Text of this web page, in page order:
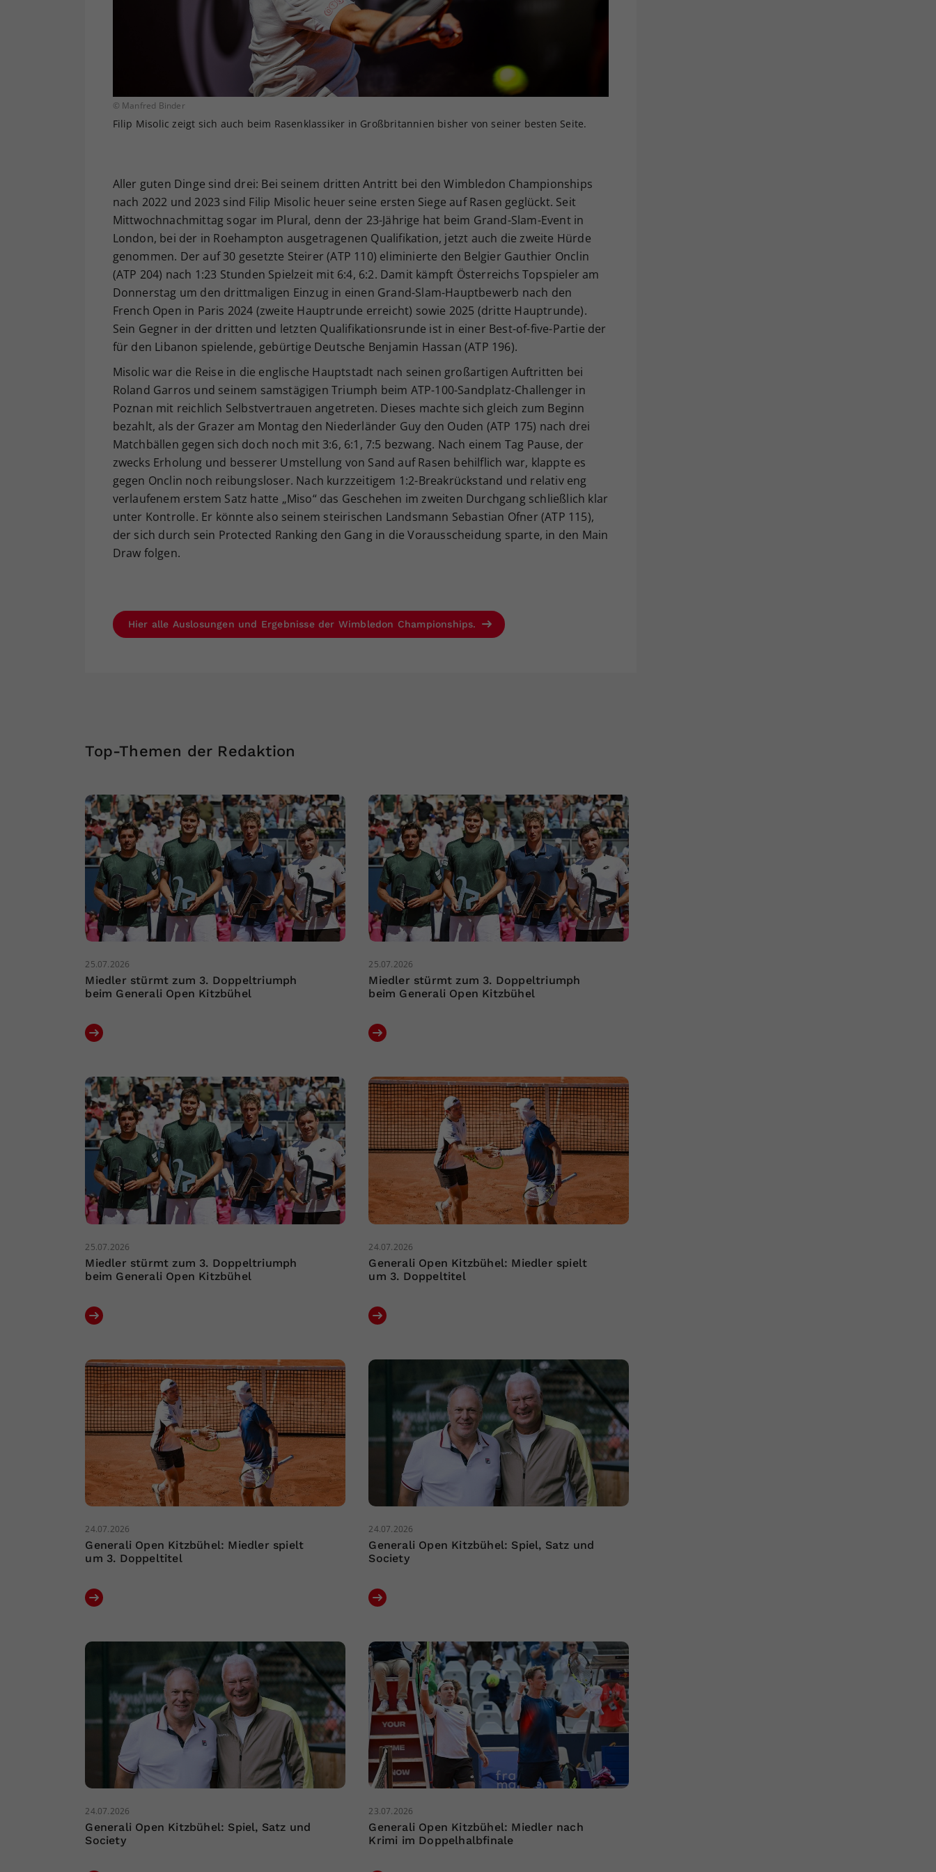
© Manfred Binder
Filip Misolic zeigt sich auch beim Rasenklassiker in Großbritannien bisher von seiner besten Seite.
Aller guten Dinge sind drei: Bei seinem dritten Antritt bei den Wimbledon Championships
nach 2022 und 2023 sind Filip Misolic heuer seine ersten Siege auf Rasen geglückt. Seit
Mittwochnachmittag sogar im Plural, denn der 23-Jährige hat beim Grand-Slam-Event in
London, bei der in Roehampton ausgetragenen Qualifikation, jetzt auch die zweite Hürde
genommen. Der auf 30 gesetzte Steirer (ATP 110) eliminierte den Belgier Gauthier Onclin
(ATP 204) nach 1:23 Stunden Spielzeit mit 6:4, 6:2. Damit kämpft Österreichs Topspieler am
Donnerstag um den drittmaligen Einzug in einen Grand-Slam-Hauptbewerb nach den
French Open in Paris 2024 (zweite Hauptrunde erreicht) sowie 2025 (dritte Hauptrunde).
Sein Gegner in der dritten und letzten Qualifikationsrunde ist in einer Best-of-five-Partie der
für den Libanon spielende, gebürtige Deutsche Benjamin Hassan (ATP 196).
Misolic war die Reise in die englische Hauptstadt nach seinen großartigen Auftritten bei
Roland Garros und seinem samstägigen Triumph beim ATP-100-Sandplatz-Challenger in
Poznan mit reichlich Selbstvertrauen angetreten. Dieses machte sich gleich zum Beginn
bezahlt, als der Grazer am Montag den Niederländer Guy den Ouden (ATP 175) nach drei
Matchbällen gegen sich doch noch mit 3:6, 6:1, 7:5 bezwang. Nach einem Tag Pause, der
zwecks Erholung und besserer Umstellung von Sand auf Rasen behilflich war, klappte es
gegen Onclin noch reibungsloser. Nach kurzzeitigem 1:2-Breakrückstand und relativ eng
verlaufenem erstem Satz hatte „Miso“ das Geschehen im zweiten Durchgang schließlich klar
unter Kontrolle. Er könnte also seinem steirischen Landsmann Sebastian Ofner (ATP 115),
der sich durch sein Protected Ranking den Gang in die Vorausscheidung sparte, in den Main
Draw folgen.
Hier alle Auslosungen und Ergebnisse der Wimbledon Championships.
Top-Themen der Redaktion
25.07.2026
Miedler stürmt zum 3. Doppeltriumph
beim Generali Open Kitzbühel
25.07.2026
Miedler stürmt zum 3. Doppeltriumph
beim Generali Open Kitzbühel
25.07.2026
Miedler stürmt zum 3. Doppeltriumph
beim Generali Open Kitzbühel
24.07.2026
Generali Open Kitzbühel: Miedler spielt
um 3. Doppeltitel
24.07.2026
Generali Open Kitzbühel: Miedler spielt
um 3. Doppeltitel
24.07.2026
Generali Open Kitzbühel: Spiel, Satz und
Society
24.07.2026
Generali Open Kitzbühel: Spiel, Satz und
Society
23.07.2026
Generali Open Kitzbühel: Miedler nach
Krimi im Doppelhalbfinale
Ihrer vorgenommen Einstellungen, falls der
Webseiten-Betreiber dies eingestellt hat.